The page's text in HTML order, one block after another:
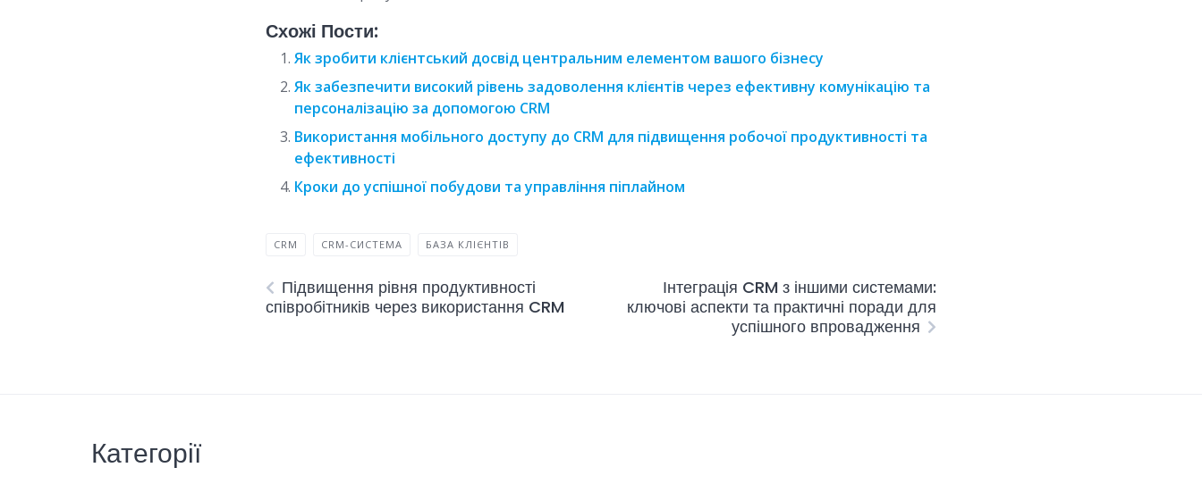
Схожі Пости:
Як зробити клієнтський досвід центральним елементом вашого бізнесу
Як забезпечити високий рівень задоволення клієнтів через ефективну комунікацію та
персоналізацію за допомогою CRM
Використання мобільного доступу до CRM для підвищення робочої продуктивності та
ефективності
Кроки до успішної побудови та управління піплайном
CRM CRM-СИСТЕМА БАЗА КЛІЄНТІВ
Підвищення рівня продуктивності
співробітників через використання CRM
Інтеграція CRM з іншими системами:
ключові аспекти та практичні поради для
успішного впровадження
Категорії